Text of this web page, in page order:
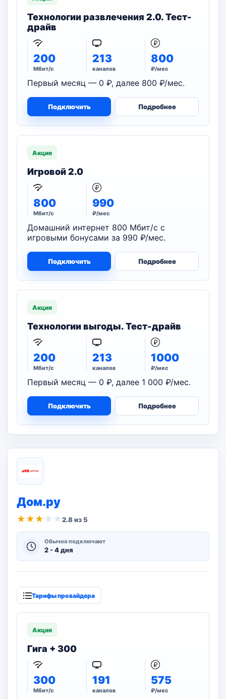
Технологии развлечения 2.0. Тест-
драйв
200
Мбит/с
213
каналов
800
₽/мес
Первый месяц — 0 ₽, далее 800 ₽/мес.
Подключить Подробнее
Акция
Игровой 2.0
800
Мбит/с
990
₽/мес
Домашний интернет 800 Мбит/с с
игровыми бонусами за 990 ₽/мес.
Подключить Подробнее
Акция
Технологии выгоды. Тест-драйв
200
Мбит/с
213
каналов
1000
₽/мес
Первый месяц — 0 ₽, далее 1 000 ₽/мес.
Подключить Подробнее
Дом.ру
★ ★ ★ ★ ★2.8 из 5
Обычно подключают
2 - 4 дня
Тарифы провайдера
Акция
Гига + 300
300
Мбит/с
191
каналов
575
₽/мес